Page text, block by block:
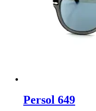
Persol 649